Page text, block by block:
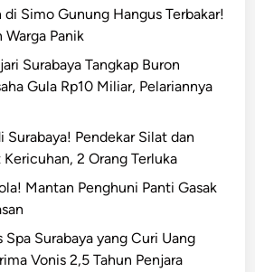
Simo Gunung Hangus Terbakar!
Panik
Surabaya Tangkap Buron
Gula Rp10 Miliar, Pelariannya
Surabaya! Pendekar Silat dan
2 Orang Terluka
Mantan Penghuni Panti Gasak
Spa Surabaya yang Curi Uang
Vonis 2,5 Tahun Penjara